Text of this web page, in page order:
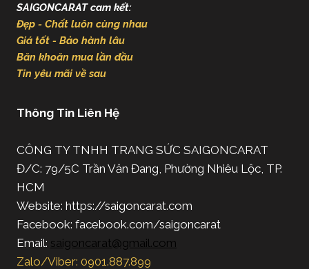
SAIGONCARAT cam kết:
Đẹp - Chất luôn cùng nhau
Giá tốt - Bảo hành lâu
Băn khoăn mua lần đầu
Tin yêu mãi về sau
Thông Tin Liên Hệ
CÔNG TY TNHH TRANG SỨC SAIGONCARAT
Đ/C: 79/5C Trần Văn Đang, Phường Nhiêu Lộc, TP.
HCM
Website: https://saigoncarat.com
Facebook: facebook.com/saigoncarat
Email: saigoncarat@gmail.com
Zalo/Viber: 0901.887.899